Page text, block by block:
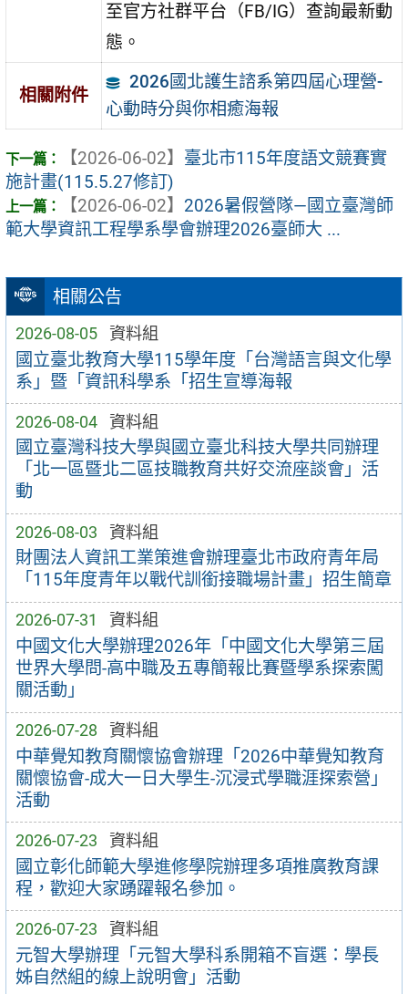
相關公告
2026-08-05 資料組
國立臺北教育大學115學年度「台灣語言與文化學
系」暨「資訊科學系「招生宣導海報
2026-08-04 資料組
國立臺灣科技大學與國立臺北科技大學共同辦理
「北一區暨北二區技職教育共好交流座談會」活
動
2026-08-03 資料組
財團法人資訊工業策進會辦理臺北市政府青年局
「115年度青年以戰代訓銜接職場計畫」招生簡章
2026-07-31 資料組
中國文化大學辦理2026年「中國文化大學第三屆
世界大學問-高中職及五專簡報比賽暨學系探索闖
關活動」
2026-07-28 資料組
中華覺知教育關懷協會辦理「2026中華覺知教育
關懷協會-成大一日大學生-沉浸式學職涯探索營」
活動
2026-07-23 資料組
國立彰化師範大學進修學院辦理多項推廣教育課
程，歡迎大家踴躍報名參加。
2026-07-23 資料組
元智大學辦理「元智大學科系開箱不盲選：學長
姊自然組的線上說明會」活動
至官方社群平台（FB/IG）查詢最新動
態。
相關附件
2026國北護生諮系第四屆心理營-
心動時分與你相癒海報
【2026-06-02】 臺北市115年度語文競賽實
施計畫(115.5.27修訂)
【2026-06-02】 2026暑假營隊—國立臺灣師
範大學資訊工程學系學會辦理2026臺師大 ...